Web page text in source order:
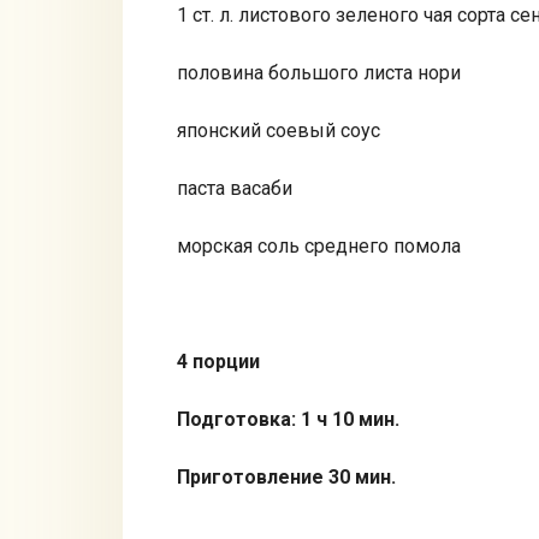
1 ст. л. листового зеленого чая сорта
половина большого листа нори
японский соевый соус
паста васаби
морская соль среднего помола
4 порции
Подготовка: 1 ч 10 мин.
Приготовление 30 мин.